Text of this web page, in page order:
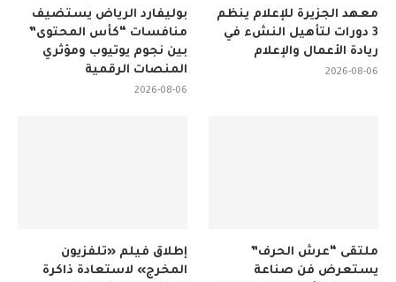
بوليفارد الرياض يستضيف
منافسات “كأس المحتوى”
بين نجوم يوتيوب ومؤثري
المنصات الرقمية
2026-08-06
معهد الجزيرة للإعلام ينظم
3 دورات لتأهيل النشء في
ريادة الأعمال والإعلام
2026-08-06
إطلاق فيلم «تلفزيون
المخرج» لاستعادة ذاكرة
ملتقى “عرش الحرف”
يستعرض فن صناعة